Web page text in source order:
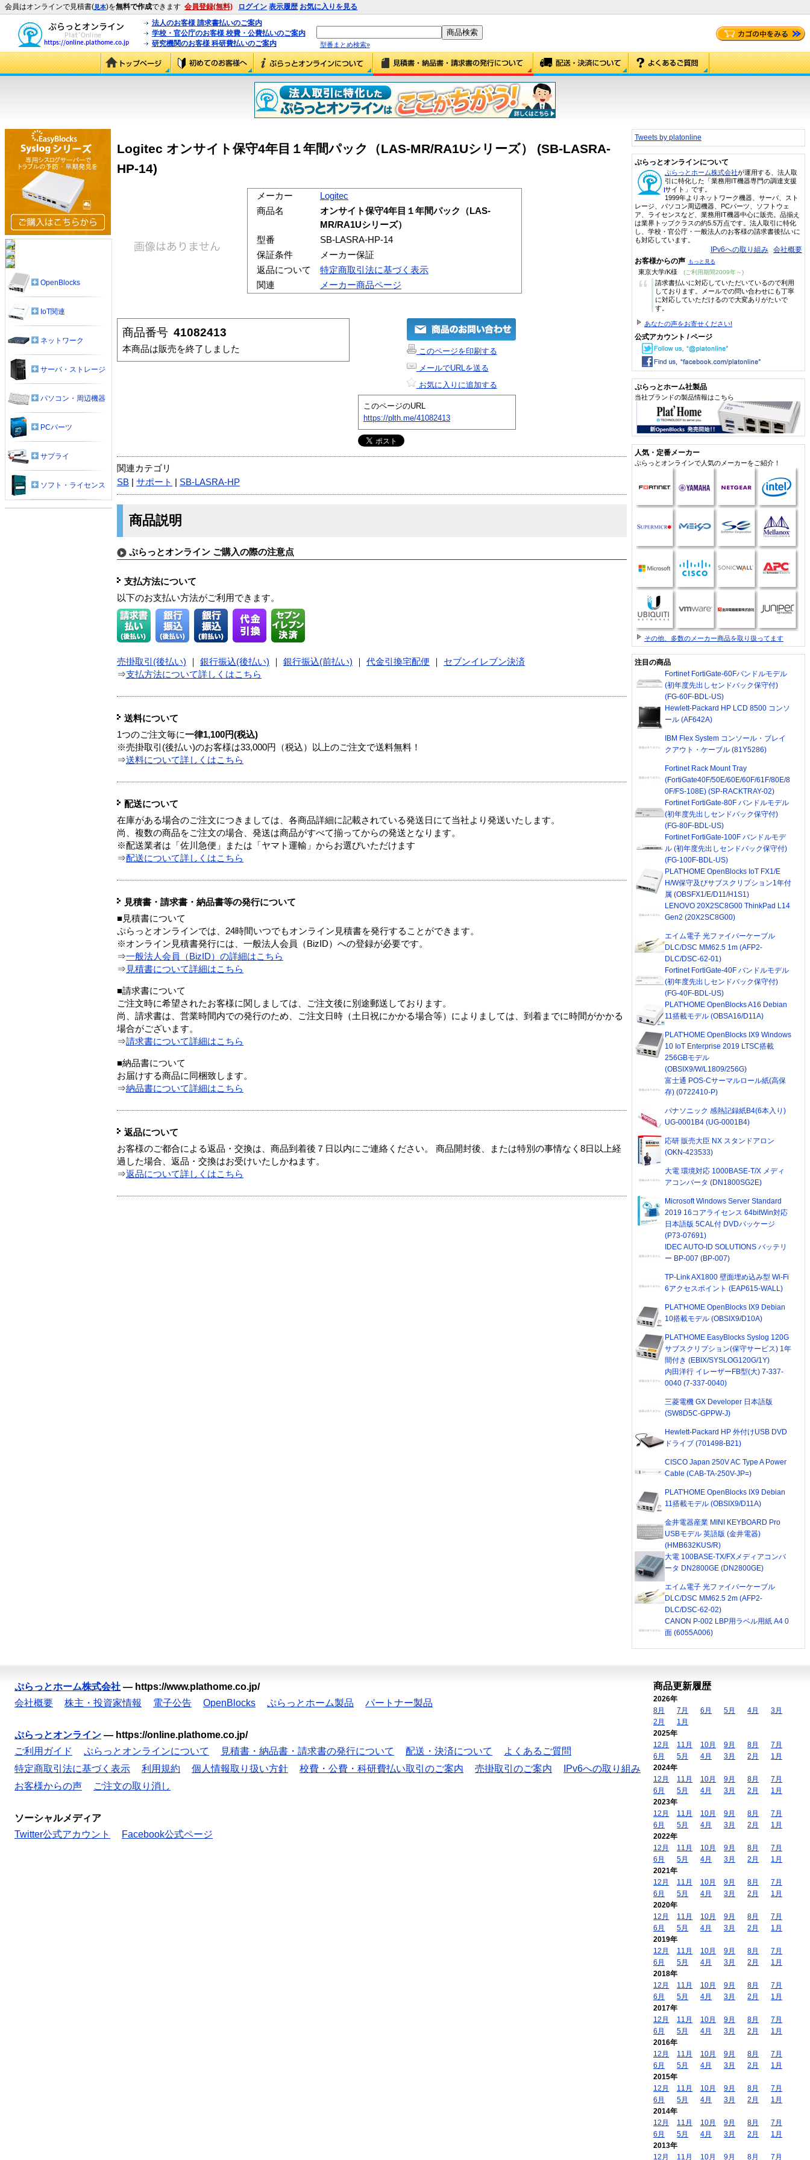
会員はオンラインで見積書(見本)を無料で作成できます 会員登録(無料) ログイン 表示履歴 お気に入りを見る
法人のお客様 請求書払いのご案内
学校・官公庁のお客様 校費・公費払いのご案内
研究機関のお客様 科研費払いのご案内
型番まとめ検索»
Logitec オンサイト保守4年目１年間パック（LAS-MR/RA1Uシリーズ） (SB-LASRA-
HP-14)
メーカー
Logitec
商品名
オンサイト保守4年目１年間パック（LAS-
MR/RA1Uシリーズ）
型番
SB-LASRA-HP-14
保証条件
メーカー保証
返品について
特定商取引法に基づく表示
関連
メーカー商品ページ
商品番号 41082413
本商品は販売を終了しました
このページを印刷する
メールでURLを送る
お気に入りに追加する
このページのURL
https://plth.me/41082413
関連カテゴリ
SB
サポート SB-LASRA-HP
商品説明
ぷらっとオンライン ご購入の際の注意点
支払方法について
以下のお支払い方法がご利用できます。
売掛取引(後払い) 銀行振込(後払い) 銀行振込(前払い) 代金引換宅配便
セブンイレブン決済
⇒支払方法について詳しくはこちら
送料について
1つのご注文毎に一律1,100円(税込)
※売掛取引(後払い)のお客様は33,000円（税込）以上のご注文で送料無料！
⇒送料について詳しくはこちら
配送について
在庫がある場合のご注文につきましては、各商品詳細に記載されている発送日にて当社より発送いたします。
尚、複数の商品をご注文の場合、発送は商品がすべて揃ってからの発送となります。
※配送業者は「佐川急便」または「ヤマト運輸」からお選びいただけます
⇒配送について詳しくはこちら
見積書・請求書・納品書等の発行について
■見積書について
ぷらっとオンラインでは、24時間いつでもオンライン見積書を発行することができます。
※オンライン見積書発行には、一般法人会員（BizID）への登録が必要です。
⇒一般法人会員（BizID）の詳細はこちら
⇒ 見積書について詳細はこちら
■請求書について
ご注文時に希望されたお客様に関しましては、ご注文後に別途郵送しております。
尚、請求書は、営業時間内での発行のため、ご注文日時（土日祝にかかる場合等）によりましては、到着までに時間がかかる
場合がございます。
⇒請求書について詳細はこちら
■納品書について
お届けする商品に同梱致します。
⇒納品書について詳細はこちら
返品について
お客様のご都合による返品・交換は、商品到着後７日以内にご連絡ください。 商品開封後、または特別の事情なく8日以上経
過した場合、返品・交換はお受けいたしかねます。
⇒返品について詳しくはこちら
OpenBlocks
IoT関連
ネットワーク
サーバ・ストレージ
パソコン・周辺機器
PCパーツ
サプライ
ソフト・ライセンス
Tweets by platonline
ぷらっとオンラインについて
ぷらっとホーム株式会社が運用する、法人取
引に特化した「業務用IT機器専門の調達支援
サイト」です。
1999年よりネットワーク機器、サーバ、スト
レージ、パソコン周辺機器、PCパーツ、ソフトウェ
ア、ライセンスなど、業務用IT機器中心に販売。品揃え
は業界トップクラスの約5.5万点です。法人取引に特化
し、学校・官公庁・一般法人のお客様の請求書後払いに
も対応しています。
IPv6への取り組み 会社概要
お客様からの声 もっと見る
東京大学/K様 (ご利用期間2009年～)
“
請求書払いに対応していただいているので利用
しております。メールでの問い合わせにも丁寧
に対応していただけるので大変ありがたいで
す。
あなたの声をお寄せください!
公式アカウント / ページ
ぷらっとホーム社製品
当社ブランドの製品情報はこちら
人気・定番メーカー
ぷらっとオンラインで人気のメーカーをご紹介！
その他、多数のメーカー商品を取り扱ってます
注目の商品
Fortinet FortiGate-60Fバンドルモデル
(初年度先出しセンドバック保守付)
(FG-60F-BDL-US)
Hewlett-Packard HP LCD 8500 コンソ
ール (AF642A)
IBM Flex System コンソール・ブレイ
クアウト・ケーブル (81Y5286)
Fortinet Rack Mount Tray
(FortiGate40F/50E/60E/60F/61F/80E/8
0F/FS-108E) (SP-RACKTRAY-02)
Fortinet FortiGate-80F バンドルモデル
(初年度先出しセンドバック保守付)
(FG-80F-BDL-US)
Fortinet FortiGate-100F バンドルモデ
ル (初年度先出しセンドバック保守付)
(FG-100F-BDL-US)
PLAT'HOME OpenBlocks IoT FX1/E
H/W保守及びサブスクリプション1年付
属 (OBSFX1/E/D11/H1S1)
LENOVO 20X2SC8G00 ThinkPad L14
Gen2 (20X2SC8G00)
エイム電子 光ファイバーケーブル
DLC/DSC MM62.5 1m (AFP2-
DLC/DSC-62-01)
Fortinet FortiGate-40F バンドルモデル
(初年度先出しセンドバック保守付)
(FG-40F-BDL-US)
PLAT'HOME OpenBlocks A16 Debian
11搭載モデル (OBSA16/D11A)
PLAT'HOME OpenBlocks IX9 Windows
10 IoT Enterprise 2019 LTSC搭載
256GBモデル
(OBSIX9/W/L1809/256G)
富士通 POS-Cサーマルロール紙(高保
存) (0722410-P)
パナソニック 感熱記録紙B4(6本入り)
UG-0001B4 (UG-0001B4)
応研 販売大臣 NX スタンドアロン
(OKN-423533)
大電 環境対応 1000BASE-T/X メディ
アコンバータ (DN1800SG2E)
Microsoft Windows Server Standard
2019 16コアライセンス 64bitWin対応
日本語版 5CAL付 DVDパッケージ
(P73-07691)
IDEC AUTO-ID SOLUTIONS バッテリ
ー BP-007 (BP-007)
TP-Link AX1800 壁面埋め込み型 Wi-Fi
6アクセスポイント (EAP615-WALL)
PLAT'HOME OpenBlocks IX9 Debian
10搭載モデル (OBSIX9/D10A)
PLAT'HOME EasyBlocks Syslog 120G
サブスクリプション(保守サービス) 1年
間付き (EBIX/SYSLOG120G/1Y)
内田洋行 イレーザーFB型(大) 7-337-
0040 (7-337-0040)
三菱電機 GX Developer 日本語版
(SW8D5C-GPPW-J)
Hewlett-Packard HP 外付けUSB DVD
ドライブ (701498-B21)
CISCO Japan 250V AC Type A Power
Cable (CAB-TA-250V-JP=)
PLAT'HOME OpenBlocks IX9 Debian
11搭載モデル (OBSIX9/D11A)
金井電器産業 MINI KEYBOARD Pro
USBモデル 英語版 (金井電器)
(HMB632KUS/R)
大電 100BASE-TX/FXメディアコンバ
ータ DN2800GE (DN2800GE)
エイム電子 光ファイバーケーブル
DLC/DSC MM62.5 2m (AFP2-
DLC/DSC-62-02)
CANON P-002 LBP用ラベル用紙 A4 0
面 (6055A006)
ぷらっとホーム株式会社 — https://www.plathome.co.jp/
会社概要
株主・投資家情報 電子公告 OpenBlocks ぷらっとホーム製品 パートナー製品
ぷらっとオンライン — https://online.plathome.co.jp/
ご利用ガイド
ぷらっとオンラインについて 見積書・納品書・請求書の発行について 配送・決済について
よくあるご質問
特定商取引法に基づく表示
利用規約 個人情報取り扱い方針 校費・公費・科研費払い取引のご案内 売掛取引のご案内
IPv6への取り組み
お客様からの声
ご注文の取り消し
ソーシャルメディア
Twitter公式アカウント
Facebook公式ページ
商品更新履歴
2026年
8月
7月 6月 5月 4月
3月
2月
1月
2025年
12月
11月 10月 9月 8月
7月
6月
5月 4月 3月 2月
1月
2024年
12月
11月 10月 9月 8月
7月
6月
5月 4月 3月 2月
1月
2023年
12月
11月 10月 9月 8月
7月
6月
5月 4月 3月 2月
1月
2022年
12月
11月 10月 9月 8月
7月
6月
5月 4月 3月 2月
1月
2021年
12月
11月 10月 9月 8月
7月
6月
5月 4月 3月 2月
1月
2020年
12月
11月 10月 9月 8月
7月
6月
5月 4月 3月 2月
1月
2019年
12月
11月 10月 9月 8月
7月
6月
5月 4月 3月 2月
1月
2018年
12月
11月 10月 9月 8月
7月
6月
5月 4月 3月 2月
1月
2017年
12月
11月 10月 9月 8月
7月
6月
5月 4月 3月 2月
1月
2016年
12月
11月 10月 9月 8月
7月
6月
5月 4月 3月 2月
1月
2015年
12月
11月 10月 9月 8月
7月
6月
5月 4月 3月 2月
1月
2014年
12月
11月 10月 9月 8月
7月
6月
5月 4月 3月 2月
1月
2013年
12月
11月 10月 9月 8月 7月